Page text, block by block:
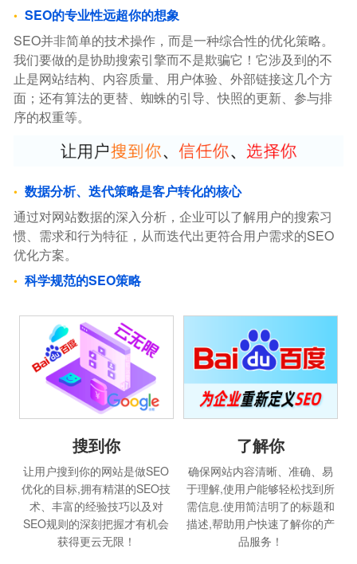
SEO的专业性远超你的想象
SEO并非简单的技术操作，而是一种综合性的优化策略。
我们要做的是协助搜索引擎而不是欺骗它！它涉及到的不
止是网站结构、内容质量、用户体验、外部链接这几个方
面；还有算法的更替、蜘蛛的引导、快照的更新、参与排
序的权重等。
数据分析、迭代策略是客户转化的核心
通过对网站数据的深入分析，企业可以了解用户的搜索习
惯、需求和行为特征，从而迭代出更符合用户需求的SEO
优化方案。
科学规范的SEO策略
搜到你
让用户搜到你的网站是做SEO
优化的目标,拥有精湛的SEO技
术、丰富的经验技巧以及对
SEO规则的深刻把握才有机会
获得更云无限！
了解你
确保网站内容清晰、准确、易
于理解,使用户能够轻松找到所
需信息.使用简洁明了的标题和
描述,帮助用户快速了解你的产
品服务！